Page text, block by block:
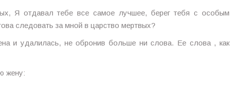
Я отдавал тебе все самое лучшее, берег тебя с особым
следовать за мной в царство мертвых?
и удалилась, не обронив больше ни слова. Ее слова , как
жену: